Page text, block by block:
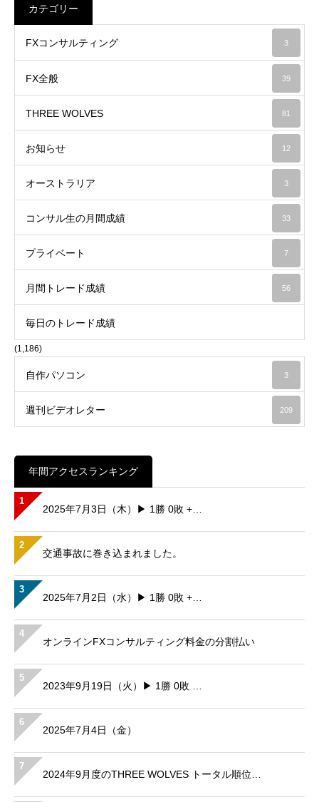
カテゴリー
FXコンサルティング 3
FX全般 39
THREE WOLVES 81
お知らせ 12
オーストラリア 3
コンサル生の月間成績 33
プライベート 7
月間トレード成績 56
毎日のトレード成績
(1,186)
自作パソコン 3
週刊ビデオレター 209
年間アクセスランキング
1
2025年7月3日（木）▶ 1勝 0敗 +…
2
交通事故に巻き込まれました。
3
2025年7月2日（水）▶ 1勝 0敗 +…
4
オンラインFXコンサルティング料金の分割払い
5
2023年9月19日（火）▶ 1勝 0敗 …
6
2025年7月4日（金）
7
2024年9月度のTHREE WOLVES トータル順位…